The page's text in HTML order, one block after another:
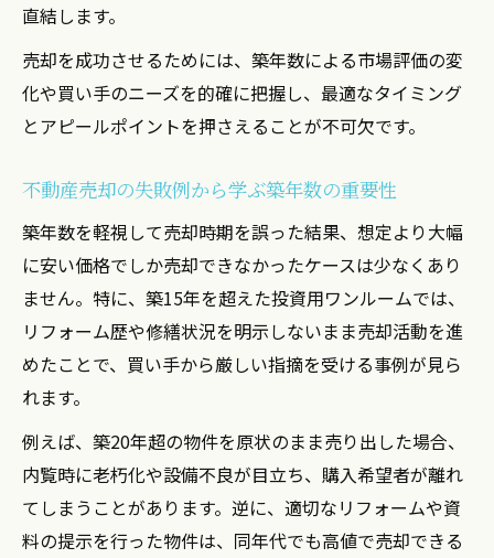
直結します。
売却を成功させるためには、築年数による市場評価の変
化や買い手のニーズを的確に把握し、最適なタイミング
とアピールポイントを押さえることが不可欠です。
不動産売却の失敗例から学ぶ築年数の重要性
築年数を軽視して売却時期を誤った結果、想定より大幅
に安い価格でしか売却できなかったケースは少なくあり
ません。特に、築15年を超えた投資用ワンルームでは、
リフォーム歴や修繕状況を明示しないまま売却活動を進
めたことで、買い手から厳しい指摘を受ける事例が見ら
れます。
例えば、築20年超の物件を原状のまま売り出した場合、
内覧時に老朽化や設備不良が目立ち、購入希望者が離れ
てしまうことがあります。逆に、適切なリフォームや資
料の提示を行った物件は、同年代でも高値で売却できる